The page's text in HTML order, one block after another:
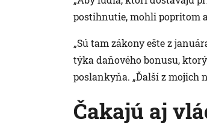
postihnutie, mohli popritom
„Sú tam zákony ešte z
týka daňového bonusu,
poslankyňa. „Ďalší z mojich
Čakajú aj